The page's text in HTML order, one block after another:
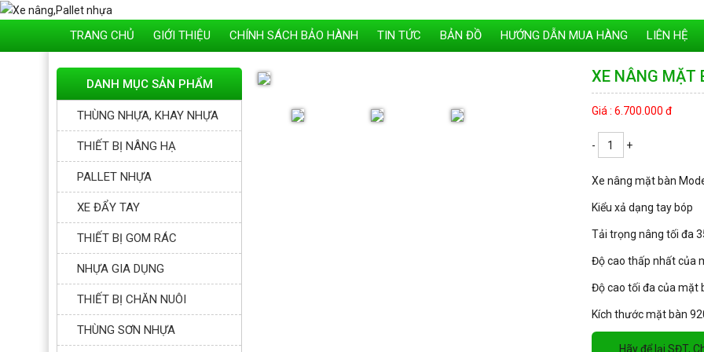
TRANG CHỦ GIỚI THIỆU CHÍNH SÁCH BẢO HÀNH TIN TỨC BẢN ĐỒ HƯỚNG DẪN MUA HÀNG LIÊN HỆ
XE NÂNG MẶT
Giá : 6.700.000 đ
- +
Xe nâng mặt bàn
Kiểu xả dạng tay bóp
Tải trọng nâng tối đa
Độ cao thấp nhất của
Độ cao tối đa của mặt
Kích thước mặt bàn
Hãy để lại SĐT,
DANH MỤC SẢN PHẨM
THÙNG NHỰA, KHAY NHỰA
THIẾT BỊ NÂNG HẠ
PALLET NHỰA
XE ĐẨY TAY
THIẾT BỊ GOM RÁC
NHỰA GIA DỤNG
THIẾT BỊ CHĂN NUÔI
THÙNG SƠN NHỰA